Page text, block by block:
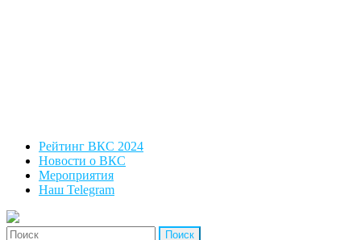
Рейтинг ВКС 2024
Новости о ВКС
Мероприятия
Наш Telegram
'Найти: